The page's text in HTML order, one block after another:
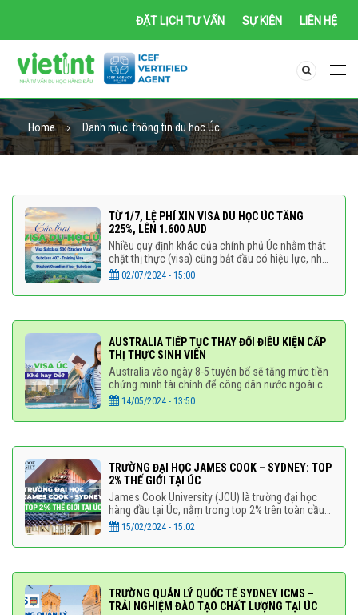
ĐẶT LỊCH TƯ VẤN SỰ KIỆN LIÊN HỆ
Home Danh mục:thông tin du học Úc
TỪ 1/7, LỆ PHÍ XIN VISA DU HỌC ÚC TĂNG
225%, LÊN 1.600 AUD
Nhiều quy định khác của chính phủ Úc nhằm thắt
chặt thị thực (visa) cũng bắt đầu có hiệu lực, như
hạn chế tình trạng ‘nhảy’ visa, điều chỉnh
02/07/2024 - 15:00
AUSTRALIA TIẾP TỤC THAY ĐỔI ĐIỀU KIỆN CẤP
THỊ THỰC SINH VIÊN
Australia vào ngày 8-5 tuyên bố sẽ tăng mức tiền
chứng minh tài chính để công dân nước ngoài có
được thị thực sinh viên. Nước này đồng thời cảnh
báo một
14/05/2024 - 13:50
TRƯỜNG ĐẠI HỌC JAMES COOK – SYDNEY: TOP
2% THẾ GIỚI TẠI ÚC
James Cook University (JCU) là trường đại học
hàng đầu tại Úc, nằm trong top 2% trên toàn cầu.
Với cơ sở chính tại Úc và Singapore, JCU cung
cấp các khóa học linh
15/02/2024 - 15:02
TRƯỜNG QUẢN LÝ QUỐC TẾ SYDNEY ICMS –
TRẢI NGHIỆM ĐÀO TẠO CHẤT LƯỢNG TẠI ÚC